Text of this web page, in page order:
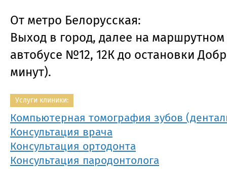
От метро Белорусская:
Выход в город, далее на
автобусе №12, 12К до остановки
минут).
Услуги клиники:
Компьютерная томография зубов
Консультация врача
Консультация ортодонта
Консультация пародонтолога